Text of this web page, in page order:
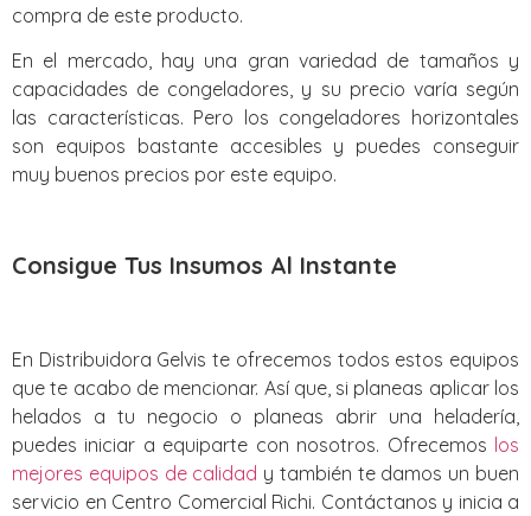
compra de este producto.
En el mercado, hay una gran variedad de tamaños y
capacidades de congeladores, y su precio varía según
las características. Pero los congeladores horizontales
son equipos bastante accesibles y puedes conseguir
muy buenos precios por este equipo.
Consigue Tus Insumos Al Instante
En Distribuidora Gelvis te ofrecemos todos estos equipos
que te acabo de mencionar. Así que, si planeas aplicar los
helados a tu negocio o planeas abrir una heladería,
puedes iniciar a equiparte con nosotros. Ofrecemos los
mejores equipos de calidad y también te damos un buen
servicio en Centro Comercial Richi. Contáctanos y inicia a